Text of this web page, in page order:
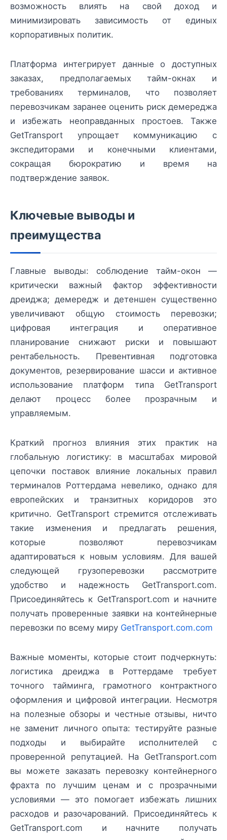
возможность влиять на свой доход и
минимизировать зависимость от единых
корпоративных политик.
Платформа интегрирует данные о доступных
заказах, предполагаемых тайм-окнах и
требованиях терминалов, что позволяет
перевозчикам заранее оценить риск демереджа
и избежать неоправданных простоев. Также
GetTransport упрощает коммуникацию с
экспедиторами и конечными клиентами,
сокращая бюрократию и время на
подтверждение заявок.
Ключевые выводы и
преимущества
Главные выводы: соблюдение тайм-окон —
критически важный фактор эффективности
дреиджа; демередж и детеншен существенно
увеличивают общую стоимость перевозки;
цифровая интеграция и оперативное
планирование снижают риски и повышают
рентабельность. Превентивная подготовка
документов, резервирование шасси и активное
использование платформ типа GetTransport
делают процесс более прозрачным и
управляемым.
Краткий прогноз влияния этих практик на
глобальную логистику: в масштабах мировой
цепочки поставок влияние локальных правил
терминалов Роттердама невелико, однако для
европейских и транзитных коридоров это
критично. GetTransport стремится отслеживать
такие изменения и предлагать решения,
которые позволяют перевозчикам
адаптироваться к новым условиям. Для вашей
следующей грузоперевозки рассмотрите
удобство и надежность GetTransport.com.
Присоединяйтесь к GetTransport.com и начните
получать проверенные заявки на контейнерные
перевозки по всему миру GetTransport.com.com
Важные моменты, которые стоит подчеркнуть:
логистика дреиджа в Роттердаме требует
точного тайминга, грамотного контрактного
оформления и цифровой интеграции. Несмотря
на полезные обзоры и честные отзывы, ничто
не заменит личного опыта: тестируйте разные
подходы и выбирайте исполнителей с
проверенной репутацией. На GetTransport.com
вы можете заказать перевозку контейнерного
фрахта по лучшим ценам и с прозрачными
условиями — это помогает избежать лишних
расходов и разочарований. Присоединяйтесь к
GetTransport.com и начните получать